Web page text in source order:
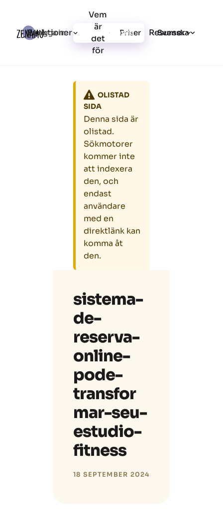
Funktioner
Vem
är
det
för
Priser Resurser
Logga in Registrera dig Svenska
OLISTAD
SIDA
Denna sida är
olistad.
Sökmotorer
kommer inte
att indexera
den, och
endast
användare
med en
direktlänk kan
komma åt
den.
sistema-
de-
reserva-
online-
pode-
transfor
mar-seu-
estudio-
fitness
18 SEPTEMBER 2024